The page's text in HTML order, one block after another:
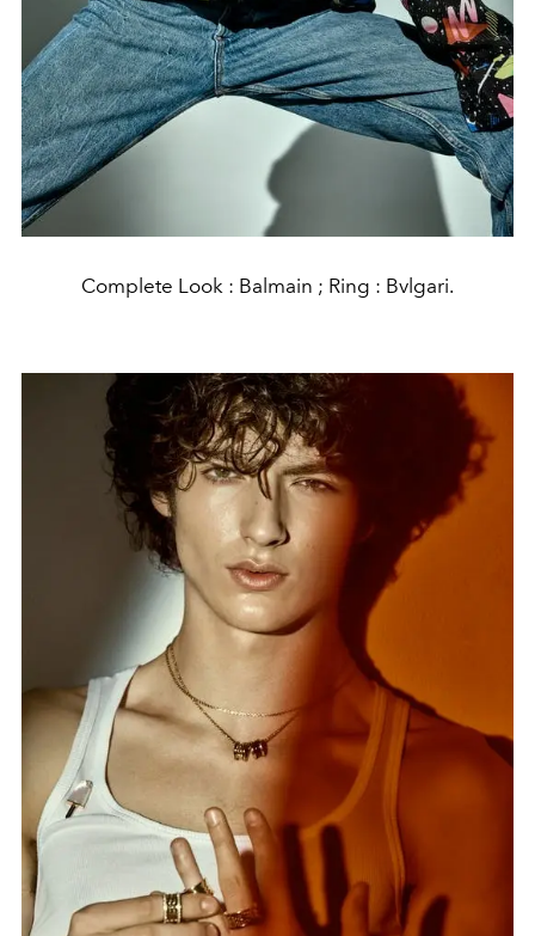
Complete Look : Balmain ; Ring : Bvlgari.